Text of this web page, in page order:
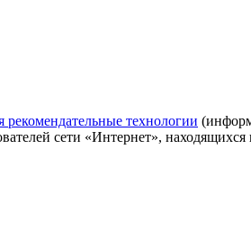
рекомендательные технологии
сети «Интернет»,